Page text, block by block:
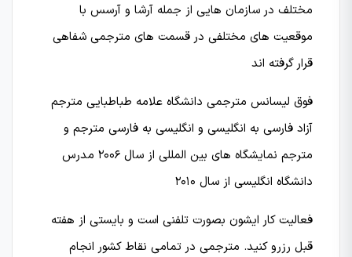
مختلف در سازمان هایی از جمله آرشا و آرسس با
موقعیت های مختلفی در قسمت های مترجمی شفاهی
قرار گرفته اند
فوق لیسانس مترجمی دانشگاه علامه طباطبایی مترجم
آزاد فارسی به انگلیسی و انگلیسی به فارسی مترجم و
مترجم نمایشگاه های بین المللی از سال 2006 مدرس
دانشگاه انگلیسی از سال 2010
فعالیت کار ایشون بصورت تلفنی است و بایستی از هفته
قبل رزرو کنید. مترجمی در تمامی نقاط کشور انجام